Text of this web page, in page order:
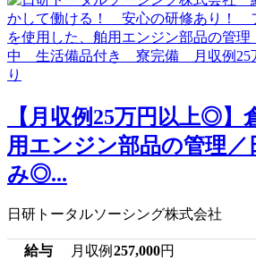
【月収例25万円以上◎】
用エンジン部品の管理
み◎...
日研トータルソーシング株式会社
給与 月収例 257,000円